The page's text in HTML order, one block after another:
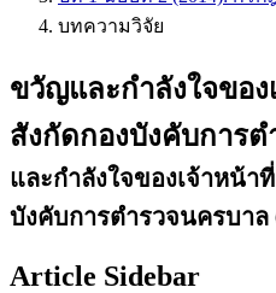
บทความวิจัย
ขวัญและกำลังใจของ
สังกัดกองบังคับการต
และกำลังใจของเจ้าหน้า
บังคับการตำรวจนครบาล
Article Sidebar